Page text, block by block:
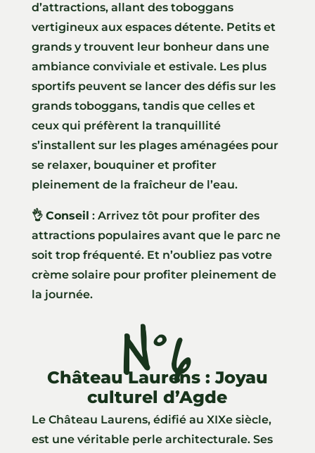
d’attractions, allant des toboggans
vertigineux aux espaces détente. Petits et
grands y trouvent leur bonheur dans une
ambiance conviviale et estivale. Les plus
sportifs peuvent se lancer des défis sur les
grands toboggans, tandis que celles et
ceux qui préfèrent la tranquillité
s’installent sur les plages aménagées pour
se relaxer, bouquiner et profiter
pleinement de la fraîcheur de l’eau.
👌 Conseil : Arrivez tôt pour profiter des
attractions populaires avant que le parc ne
soit trop fréquenté. Et n’oubliez pas votre
crème solaire pour profiter pleinement de
la journée.
N°6
Château Laurens : Joyau
culturel d’Agde
Le Château Laurens, édifié au XIXe siècle,
est une véritable perle architecturale. Ses